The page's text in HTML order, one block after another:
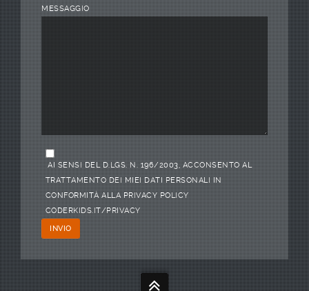
MESSAGGIO
AI SENSI DEL D.LGS. N. 196/2003, ACCONSENTO AL
TRATTAMENTO DEI MIEI DATI PERSONALI IN
CONFORMITÀ ALLA PRIVACY POLICY
CODERKIDS.IT/PRIVACY